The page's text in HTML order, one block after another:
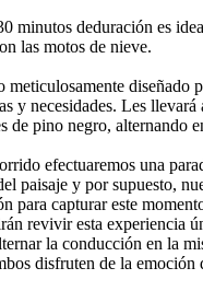
minutos deduración es
las motos de nieve.
diseñado
y necesidades. Les llevará
de pino negro, alternando
efectuaremos una
paisaje y por supuesto,
para capturar este
revivir esta experiencia
la conducción en la
disfruten de la emoción